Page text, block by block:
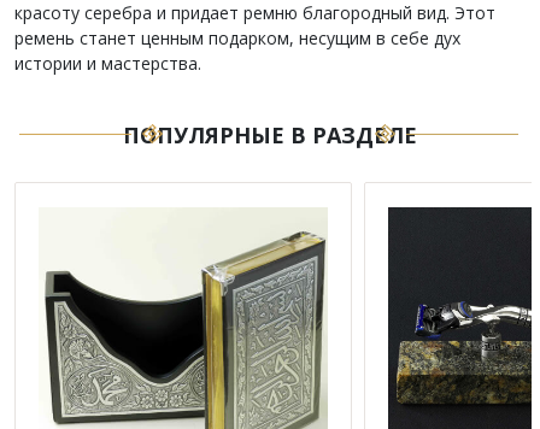
красоту серебра и придает ремню благородный вид. Этот
ремень станет ценным подарком, несущим в себе дух
истории и мастерства.
ПОПУЛЯРНЫЕ В РАЗДЕЛЕ